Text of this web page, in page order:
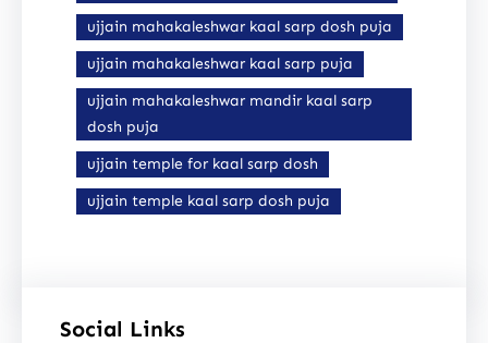
ujjain mahakaleshwar kaal sarp dosh puja
ujjain mahakaleshwar kaal sarp puja
ujjain mahakaleshwar mandir kaal sarp
dosh puja
ujjain temple for kaal sarp dosh
ujjain temple kaal sarp dosh puja
Social Links